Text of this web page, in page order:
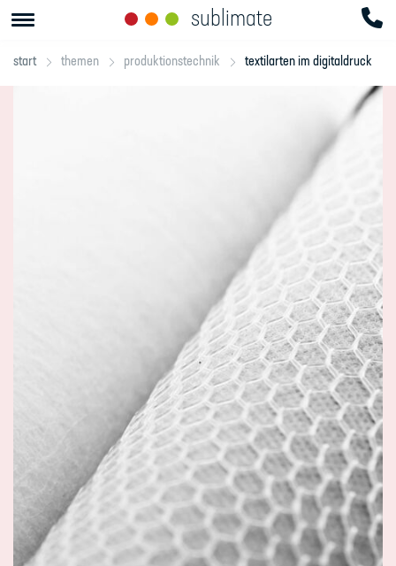
start themen produktionstechnik textilarten im digitaldruck
sublimate